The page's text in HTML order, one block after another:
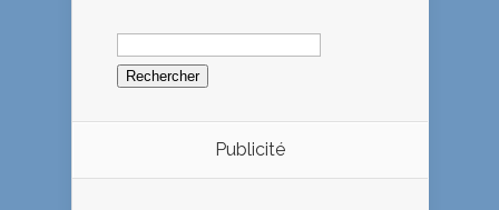
Rechercher :
Publicité